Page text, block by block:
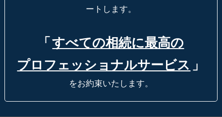
ートします。
「 すべての相続に最高の
プロフェッショナルサービス 」
をお約束いたします。